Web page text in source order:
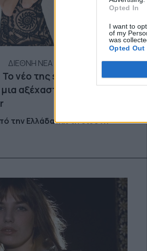
Opted In
I want to
of my
was
Opted Out
ΔΙΕΘΝΗ ΝΕΑ
νέο της single
αξέχαστη συνάντηση
την Ελλάδα και τη διεθνή